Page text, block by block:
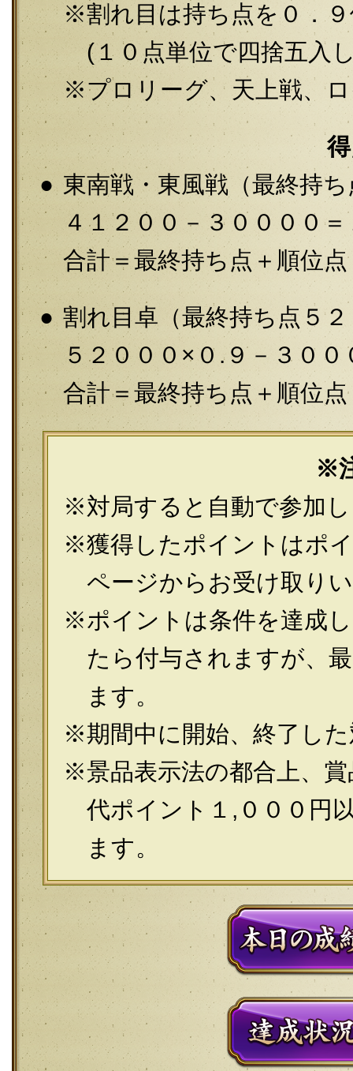
割れ目は持ち点を０．
(１０点単位で四捨五入
プロリーグ、天上戦、
東南戦・東風戦（最終持
４１２００－３００００
合計＝最終持ち点＋順位
割れ目卓（最終持ち点５
５２０００×０.９－３０
合計＝最終持ち点＋順位
※
対局すると自動で参加
獲得したポイントはポ
ページからお受け取り
ポイントは条件を達成
たら付与されますが、
ます。
期間中に開始、終了し
景品表示法の都合上、
代ポイント１,０００円
ます。